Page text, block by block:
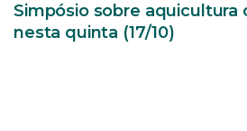
Simpósio sobre aquicultura
nesta quinta (17/10)